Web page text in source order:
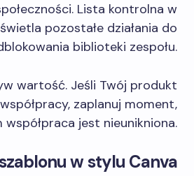
Lista kontrolna w
pozostałe działania do
biblioteki zespołu.
wartość. Jeśli Twój produkt
zaplanuj moment,
jest nieunikniona.
w stylu Canva